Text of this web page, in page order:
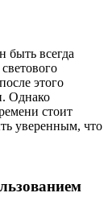
быть всегда
этого
Однако
стоит
уверенным, что